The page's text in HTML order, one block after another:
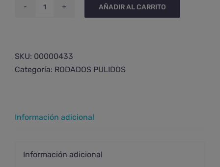
pequeño
cantidad
AÑADIR AL CARRITO
SKU: 00000433
Categoría: RODADOS PULIDOS
Información adicional
Información adicional